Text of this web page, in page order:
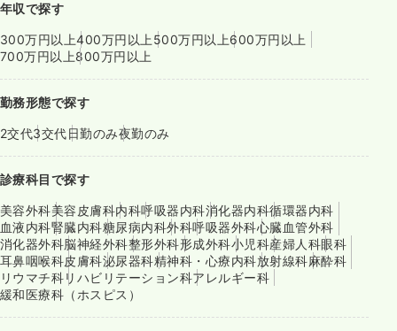
年収で探す
300万円以上400万円以上 500万円以上600万円以上
700万円以上800万円以上
勤務形態で探す
2交代3交代日勤のみ夜勤のみ
診療科目で探す
美容外科美容皮膚科内科呼吸器内科消化器内科循環器内科
血液内科腎臓内科糖尿病内科外科呼吸器外科心臓血管外科
消化器外科脳神経外科整形外科形成外科小児科産婦人科眼科
耳鼻咽喉科皮膚科泌尿器科精神科・心療内科放射線科麻酔科
リウマチ科リハビリテーション科アレルギー科
緩和医療科（ホスピス）